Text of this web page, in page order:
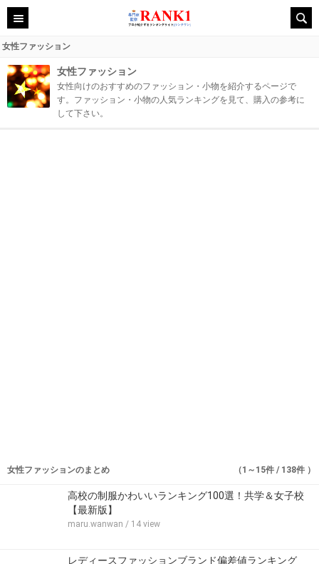
女性ファッション
女性ファッション
女性向けのおすすめのファッション・小物を紹介するページで
す。ファッション・小物の人気ランキングを見て、購入の参考に
して下さい。
女性ファッションのまとめ （1～15件 / 138件 ）
高校の制服かわいいランキング100選！共学＆女子校
【最新版】
maru.wanwan / 14 view
レディースファッションブランド偏差値ランキング